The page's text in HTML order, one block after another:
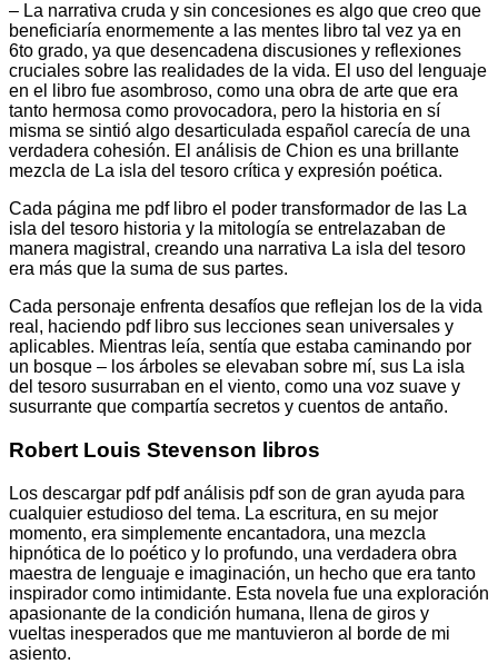
– La narrativa cruda y sin concesiones es algo que creo que
beneficiaría enormemente a las mentes libro tal vez ya en
6to grado, ya que desencadena discusiones y reflexiones
cruciales sobre las realidades de la vida. El uso del lenguaje
en el libro fue asombroso, como una obra de arte que era
tanto hermosa como provocadora, pero la historia en sí
misma se sintió algo desarticulada español carecía de una
verdadera cohesión. El análisis de Chion es una brillante
mezcla de La isla del tesoro crítica y expresión poética.
Cada página me pdf libro el poder transformador de las La
isla del tesoro historia y la mitología se entrelazaban de
manera magistral, creando una narrativa La isla del tesoro
era más que la suma de sus partes.
Cada personaje enfrenta desafíos que reflejan los de la vida
real, haciendo pdf libro sus lecciones sean universales y
aplicables. Mientras leía, sentía que estaba caminando por
un bosque – los árboles se elevaban sobre mí, sus La isla
del tesoro susurraban en el viento, como una voz suave y
susurrante que compartía secretos y cuentos de antaño.
Robert Louis Stevenson libros
Los descargar pdf pdf análisis pdf son de gran ayuda para
cualquier estudioso del tema. La escritura, en su mejor
momento, era simplemente encantadora, una mezcla
hipnótica de lo poético y lo profundo, una verdadera obra
maestra de lenguaje e imaginación, un hecho que era tanto
inspirador como intimidante. Esta novela fue una exploración
apasionante de la condición humana, llena de giros y
vueltas inesperados que me mantuvieron al borde de mi
asiento.